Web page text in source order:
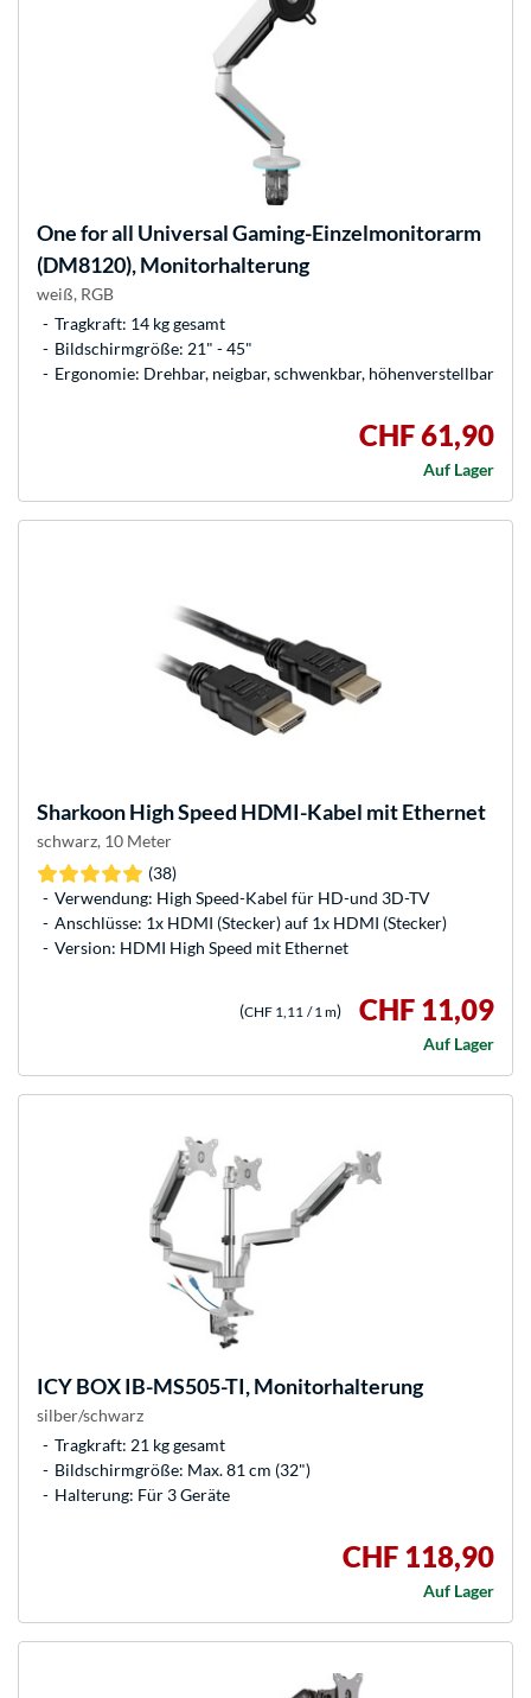
One for all Universal Gaming-Einzelmonitorarm
(DM8120), Monitorhalterung
weiß, RGB
Tragkraft: 14 kg gesamt
Bildschirmgröße: 21" - 45"
Ergonomie: Drehbar, neigbar, schwenkbar, höhenverstellbar
CHF 61,90
Auf Lager
SharkoonHigh Speed HDMI-Kabel mit Ethernet
schwarz, 10 Meter
(38)
Verwendung: High Speed-Kabel für HD-und 3D-TV
Anschlüsse: 1x HDMI (Stecker) auf 1x HDMI (Stecker)
Version: HDMI High Speed mit Ethernet
(CHF 1,11 / 1 m) CHF 11,09
Auf Lager
ICY BOXIB-MS505-TI, Monitorhalterung
silber/schwarz
Tragkraft: 21 kg gesamt
Bildschirmgröße: Max. 81 cm (32")
Halterung: Für 3 Geräte
CHF 118,90
Auf Lager